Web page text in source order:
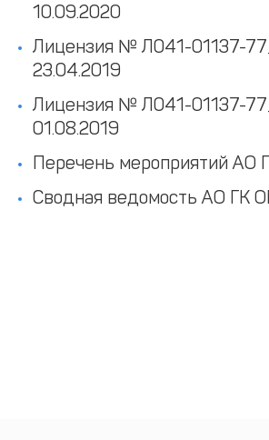
10.09.2020
Лицензия № Л041-01137-
23.04.2019
Лицензия № Л041-01137-
01.08.2019
Перечень мероприятий АО
Сводная ведомость АО ГК